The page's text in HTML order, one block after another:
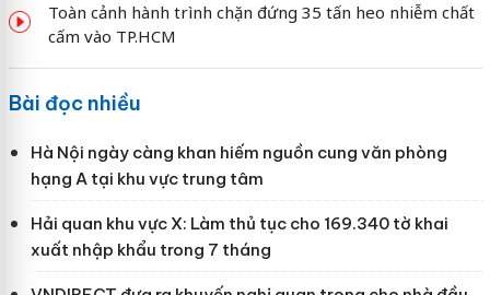
Toàn cảnh hành trình chặn đứng 35 tấn heo nhiễm chất
cấm vào TP.HCM
Bài đọc nhiều
Hà Nội ngày càng khan hiếm nguồn cung văn phòng
hạng A tại khu vực trung tâm
Hải quan khu vực X: Làm thủ tục cho 169.340 tờ khai
xuất nhập khẩu trong 7 tháng